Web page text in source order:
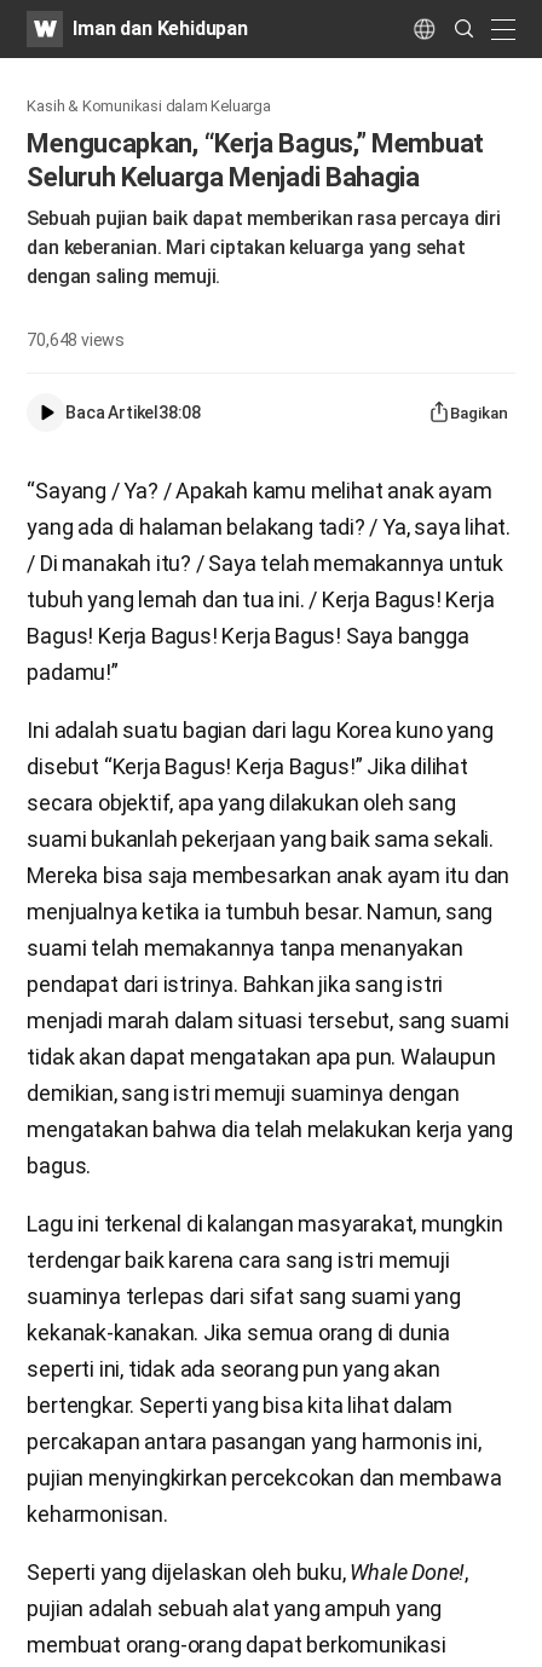
WATVIman dan Kehidupan Language
Search
Submit
Kasih & Komunikasi dalam Keluarga
Mengucapkan, “Kerja Bagus,” Membuat
Seluruh Keluarga Menjadi Bahagia
​Sebuah pujian baik dapat memberikan rasa percaya diri
dan keberanian. Mari ciptakan keluarga yang sehat
dengan saling memuji.
70,648views
Baca Artikel38:08 Bagikan
“Sayang / Ya? / Apakah kamu melihat anak ayam
yang ada di halaman belakang tadi? / Ya, saya lihat.
/ Di manakah itu? / Saya telah memakannya untuk
tubuh yang lemah dan tua ini. / Kerja Bagus! Kerja
Bagus! Kerja Bagus! Kerja Bagus! Saya bangga
padamu!”
Ini adalah suatu bagian dari lagu Korea kuno yang
disebut “Kerja Bagus! Kerja Bagus!” Jika dilihat
secara objektif, apa yang dilakukan oleh sang
suami bukanlah pekerjaan yang baik sama sekali.
Mereka bisa saja membesarkan anak ayam itu dan
menjualnya ketika ia tumbuh besar. Namun, sang
suami telah memakannya tanpa menanyakan
pendapat dari istrinya. Bahkan jika sang istri
menjadi marah dalam situasi tersebut, sang suami
tidak akan dapat mengatakan apa pun. Walaupun
demikian, sang istri memuji suaminya dengan
mengatakan bahwa dia telah melakukan kerja yang
bagus.
Lagu ini terkenal di kalangan masyarakat, mungkin
terdengar baik karena cara sang istri memuji
suaminya terlepas dari sifat sang suami yang
kekanak-kanakan. Jika semua orang di dunia
seperti ini, tidak ada seorang pun yang akan
bertengkar. Seperti yang bisa kita lihat dalam
percakapan antara pasangan yang harmonis ini,
pujian menyingkirkan percekcokan dan membawa
keharmonisan.
Seperti yang dijelaskan oleh buku,Whale Done!,
pujian adalah sebuah alat yang ampuh yang
membuat orang-orang dapat berkomunikasi